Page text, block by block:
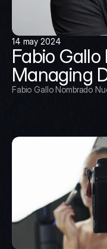
14 may 2024
Fabio
Managing
Fabio Gallo Nombrado